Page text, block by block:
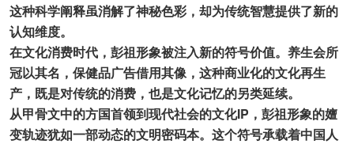
这种科学阐释虽消解了神秘色彩，却为传统智慧提供了新的
认知维度。
在文化消费时代，彭祖形象被注入新的符号价值。养生会所
冠以其名，保健品广告借用其像，这种商业化的文化再生
产，既是对传统的消费，也是文化记忆的另类延续。
从甲骨文中的方国首领到现代社会的文化IP，彭祖形象的嬗
变轨迹犹如一部动态的文明密码本。这个符号承载着中国人